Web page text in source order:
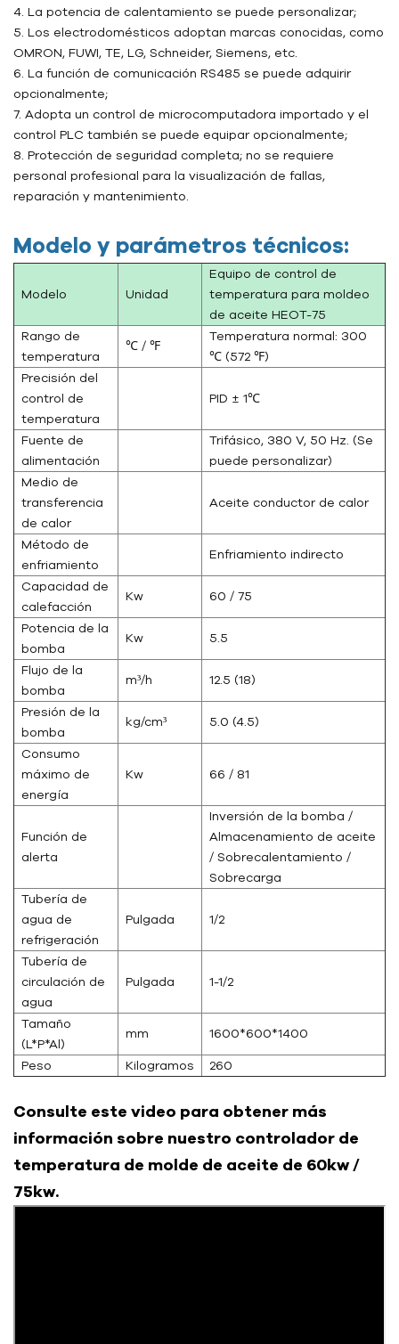
4. La potencia de calentamiento se puede personalizar;
5. Los electrodomésticos adoptan marcas conocidas, como
OMRON, FUWI, TE, LG, Schneider, Siemens, etc.
6. La función de comunicación RS485 se puede adquirir
opcionalmente;
7. Adopta un control de microcomputadora importado y el
control PLC también se puede equipar opcionalmente;
8. Protección de seguridad completa; no se requiere
personal profesional para la visualización de fallas,
reparación y mantenimiento.
Modelo y parámetros técnicos:
Modelo Unidad
Equipo de control de
temperatura para moldeo
de aceite HEOT-75
Rango de
temperatura
℃ / ℉
Temperatura normal: 300
℃ (572 ℉)
Precisión del
control de
temperatura
PID ± 1℃
Fuente de
alimentación
Trifásico, 380 V, 50 Hz. (Se
puede personalizar)
Medio de
transferencia
de calor
Aceite conductor de calor
Método de
enfriamiento
Enfriamiento indirecto
Capacidad de
calefacción
Kw 60 / 75
Potencia de la
bomba
Kw 5.5
Flujo de la
bomba
m³/h 12.5 (18)
Presión de la
bomba
kg/cm³ 5.0 (4.5)
Consumo
máximo de
energía
Kw 66 / 81
Función de
alerta
Inversión de la bomba /
Almacenamiento de aceite
/ Sobrecalentamiento /
Sobrecarga
Tubería de
agua de
refrigeración
Pulgada 1/2
Tubería de
circulación de
agua
Pulgada 1-1/2
Tamaño
(L*P*Al)
mm 1600*600*1400
Peso Kilogramos 260
Consulte este video para obtener más
información sobre nuestro controlador de
temperatura de molde de aceite de 60kw /
75kw.